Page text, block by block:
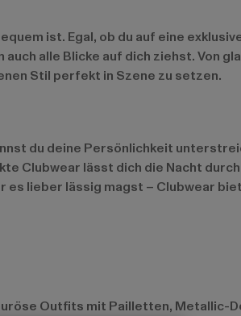
ist. Egal, ob du auf eine
alle Blicke auf dich ziehst. Von
Stil perfekt in Szene zu setzen.
du deine Persönlichkeit
Clubwear lässt dich die Nacht
es lieber lässig magst – Clubwear
Outfits mit Pailletten, Metallic-